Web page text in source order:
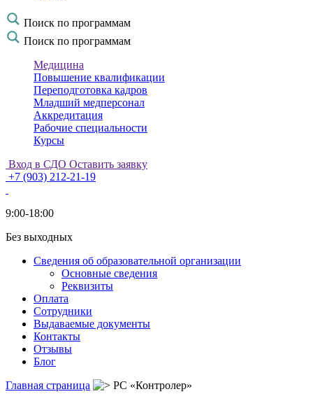
Поиск по программам
Поиск по программам
Медицина
Повышение квалификации
Переподготовка кадров
Младший медперсонал
Аккредитация
Рабочие специальности
Курсы
Вход в СДО Оставить заявку
+7 (903) 212-21-19
9:00-18:00
Без выходных
Сведения об образовательной организации
Основные сведения
Реквизиты
Оплата
Сотрудники
Выдаваемые документы
Контакты
Отзывы
Блог
Главная страница
РС «Контролер»